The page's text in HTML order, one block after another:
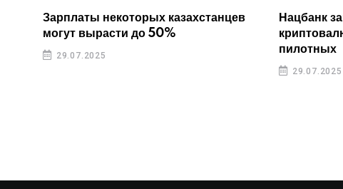
Зарплаты некоторых казахстанцев
могут вырасти до 50%
29.07.2025
Нацбанк
пилотных
29.07.2025